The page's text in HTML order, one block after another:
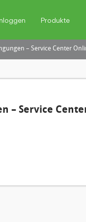
Produkte
– Service Center
– Service